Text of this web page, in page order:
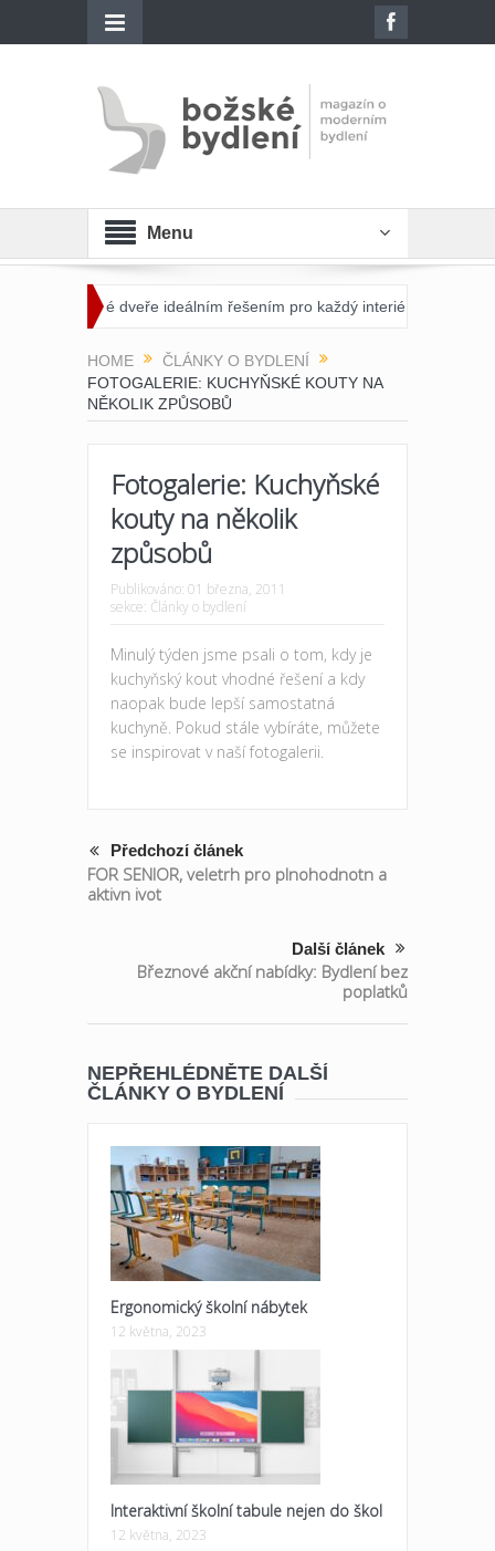
Menu
dveře ideálním řešením pro každý interiér? Otevřete
HOME
ČLÁNKY O BYDLENÍ
FOTOGALERIE: KUCHYŇSKÉ KOUTY NA
NĚKOLIK ZPŮSOBŮ
Fotogalerie: Kuchyňské
kouty na několik
způsobů
Publikováno: 01 března, 2011
sekce: Články o bydlení
Minulý týden jsme psali o tom, kdy je
kuchyňský kout vhodné řešení a kdy
naopak bude lepší samostatná
kuchyně. Pokud stále vybíráte, můžete
se inspirovat v naší fotogalerii.
Předchozí článek
FOR SENIOR, veletrh pro plnohodnotn a
aktivn ivot
Další článek
Březnové akční nabídky: Bydlení bez
poplatků
NEPŘEHLÉDNĚTE DALŠÍ
ČLÁNKY O BYDLENÍ
Ergonomický školní nábytek
12 května, 2023
Interaktivní školní tabule nejen do škol
12 května, 2023